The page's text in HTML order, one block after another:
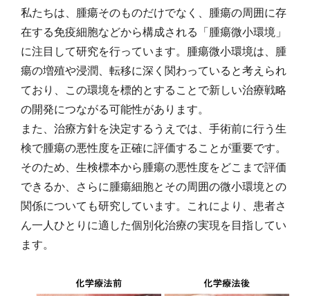
私たちは、腫瘍そのものだけでなく、腫瘍の周囲に存
在する免疫細胞などから構成される「腫瘍微小環境」
に注目して研究を行っています。腫瘍微小環境は、腫
瘍の増殖や浸潤、転移に深く関わっていると考えられ
ており、この環境を標的とすることで新しい治療戦略
の開発につながる可能性があります。
また、治療方針を決定するうえでは、手術前に行う生
検で腫瘍の悪性度を正確に評価することが重要です。
そのため、生検標本から腫瘍の悪性度をどこまで評価
できるか、さらに腫瘍細胞とその周囲の微小環境との
関係についても研究しています。これにより、患者さ
ん一人ひとりに適した個別化治療の実現を目指してい
ます。